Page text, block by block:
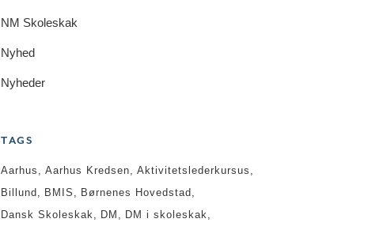
NM Skoleskak
Nyhed
Nyheder
TAGS
Aarhus Aarhus Kredsen
Aktivitetslederkursus
Billund
BMIS
Børnenes Hovedstad
Dansk Skoleskak
DM
DM i skoleskak